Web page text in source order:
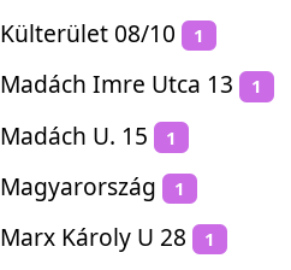
Külterület 08/10 1
Madách Imre Utca 13 1
Madách U. 15 1
Magyarország 1
Marx Károly U 28 1